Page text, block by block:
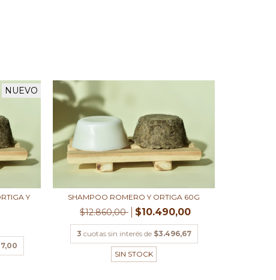
NUEVO
Y
SHAMPOO ROMERO Y ORTIGA 60G
$12.860,00 $10.490,00
3 cuotas sin interés de $3.496,67
SIN STOCK